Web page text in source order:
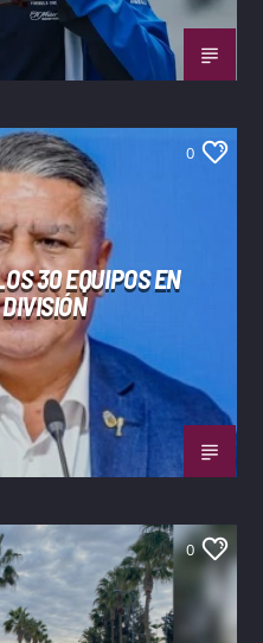
0
30 EQUIPOS EN
0